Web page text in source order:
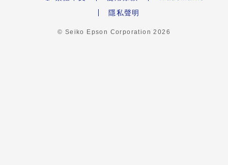
隱私聲明
© Seiko Epson Corporation2026